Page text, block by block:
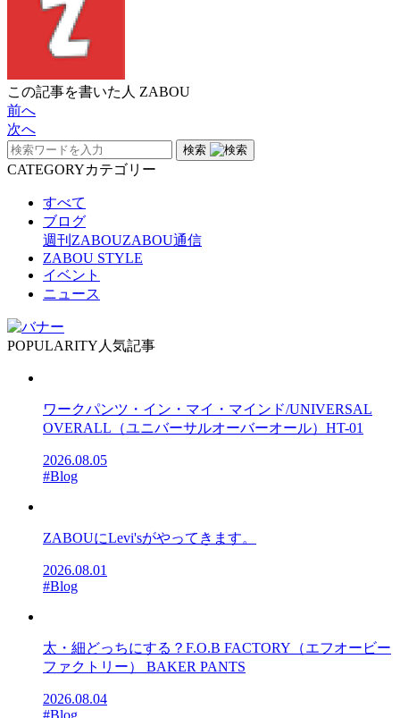
この記事を書いた人 ZABOU
前へ
次へ
検索
CATEGORYカテゴリー
すべて
ブログ
週刊ZABOUZABOU通信
ZABOU STYLE
イベント
ニュース
POPULARITY 人気記事
ワークパンツ・イン・マイ・マインド/UNIVERSAL
OVERALL（ユニバーサルオーバーオール）HT-01
2026.08.05
#Blog
ZABOUにLevi'sがやってきます。
2026.08.01
#Blog
太・細どっちにする？F.O.B FACTORY（エフオービー
ファクトリー） BAKER PANTS
2026.08.04
#Blog